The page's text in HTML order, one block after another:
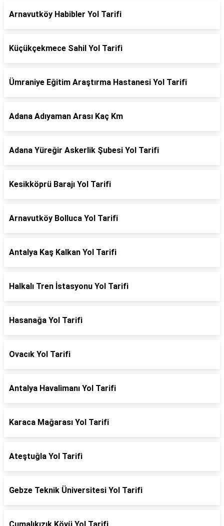
Arnavutköy Habibler Yol Tarifi
Küçükçekmece Sahil Yol Tarifi
Ümraniye Eğitim Araştırma Hastanesi Yol Tarifi
Adana Adıyaman Arası Kaç Km
Adana Yüreğir Askerlik Şubesi Yol Tarifi
Kesikköprü Barajı Yol Tarifi
Arnavutköy Bolluca Yol Tarifi
Antalya Kaş Kalkan Yol Tarifi
Halkalı Tren İstasyonu Yol Tarifi
Hasanağa Yol Tarifi
Ovacık Yol Tarifi
Antalya Havalimanı Yol Tarifi
Karaca Mağarası Yol Tarifi
Ateştuğla Yol Tarifi
Gebze Teknik Üniversitesi Yol Tarifi